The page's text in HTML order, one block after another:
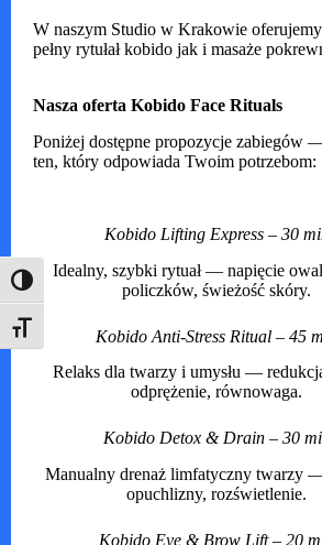
Toggle High Contrast
Toggle Font size
W naszym Studio w Krakowie
pełny rytułał kobido jak i masaże
Nasza oferta Kobido Face Rituals
Poniżej dostępne propozycje zabiegów
ten, który odpowiada Twoim potrzebom:
Kobido Lifting Express – 30
Idealny, szybki rytuał — napięcie
policzków, świeżość skóry.
Kobido Anti-Stress Ritual – 45
Relaks dla twarzy i umysłu —
odprężenie, równowaga.
Kobido Detox & Drain – 30
Manualny drenaż limfatyczny twarzy
opuchlizny, rozświetlenie.
Kobido Eye & Brow Lift – 20